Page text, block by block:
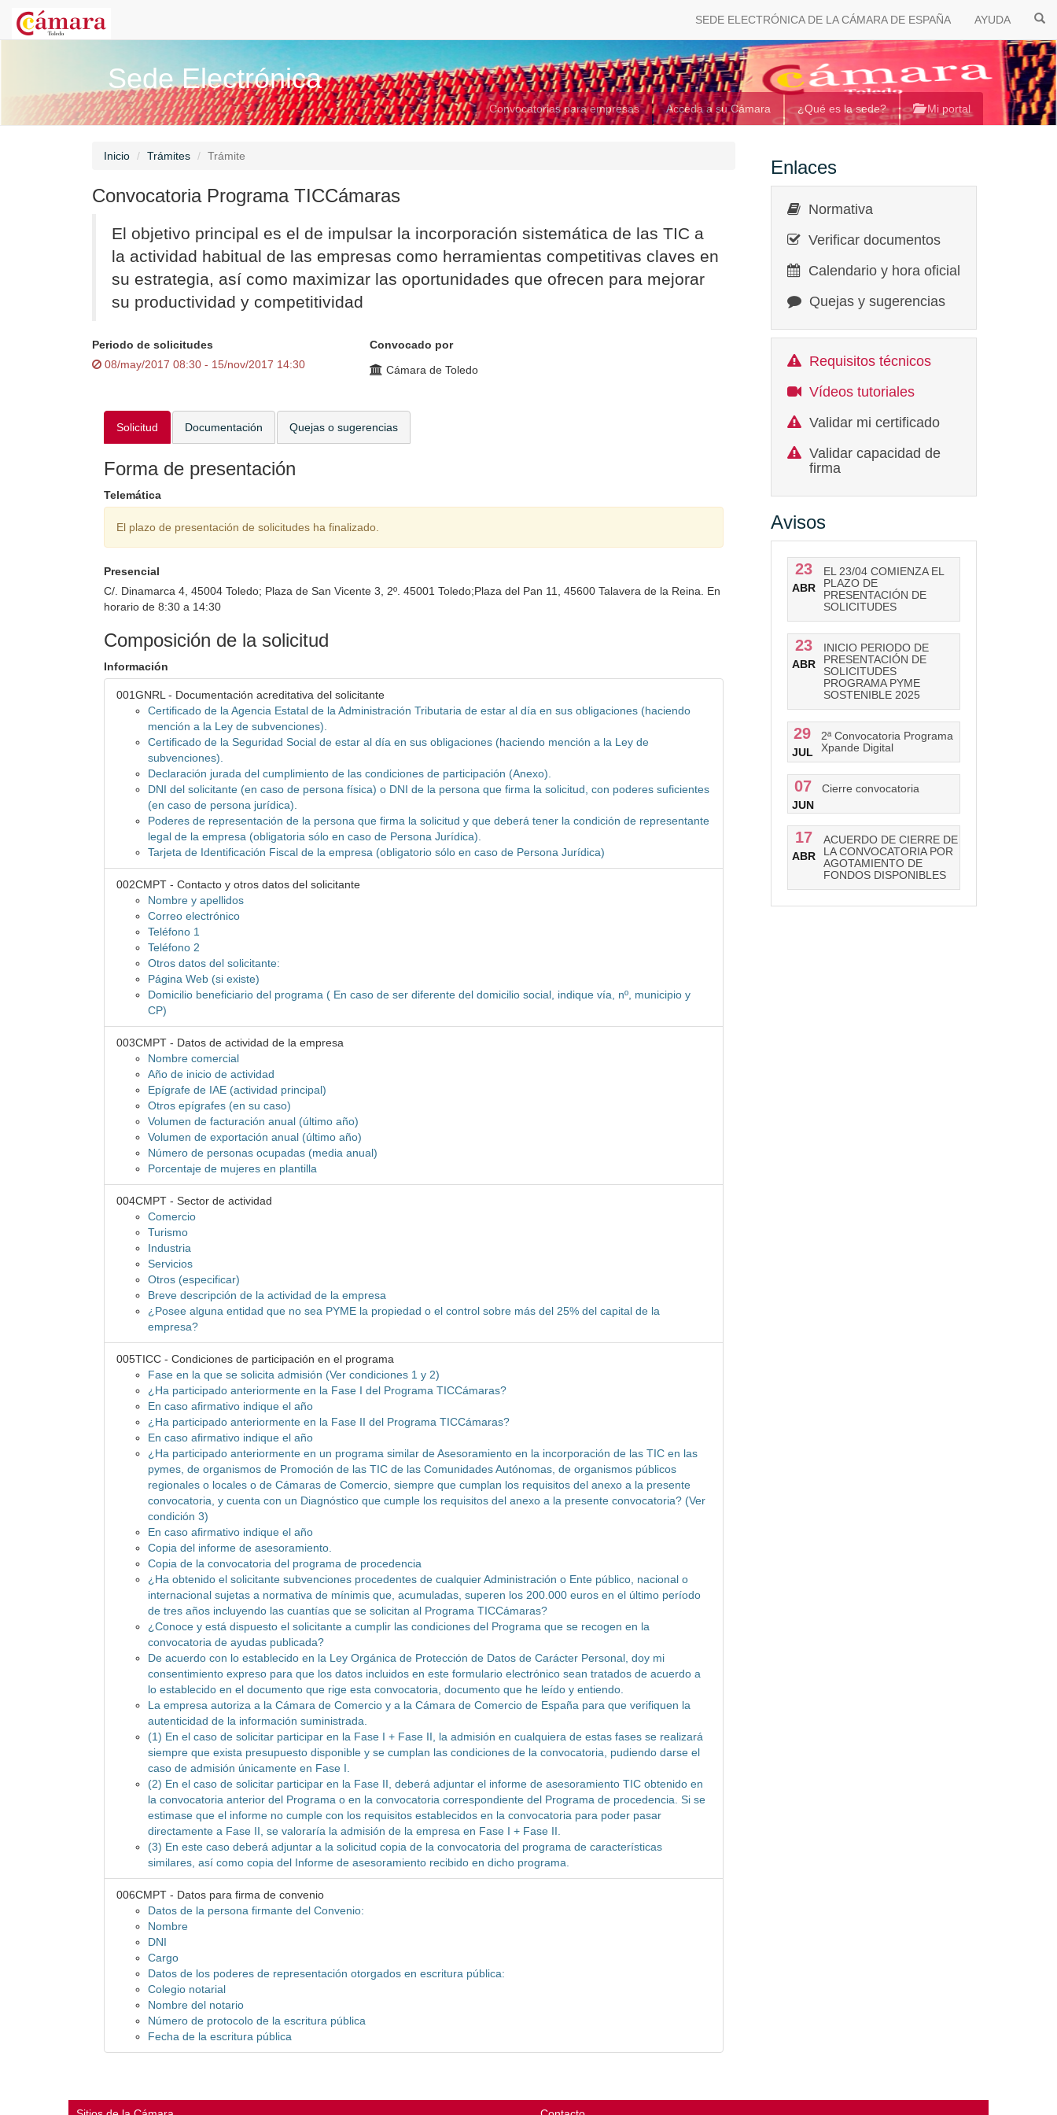
SEDE ELECTRÓNICA DE LA CÁMARA DE ESPAÑA AYUDA
Sede Electrónica
Convocatorias para empresas Acceda a su Cámara ¿Qué es la sede? Mi portal
Inicio Trámites Trámite
Convocatoria Programa TICCámaras
El objetivo principal es el de impulsar la incorporación sistemática de las TIC a
la actividad habitual de las empresas como herramientas competitivas claves en
su estrategia, así como maximizar las oportunidades que ofrecen para mejorar
su productividad y competitividad
Periodo de solicitudes
08/may/2017 08:30 - 15/nov/2017 14:30
Convocado por
Cámara de Toledo
Solicitud Documentación Quejas o sugerencias
Forma de presentación
Telemática
El plazo de presentación de solicitudes ha finalizado.
Presencial
C/. Dinamarca 4, 45004 Toledo; Plaza de San Vicente 3, 2º. 45001 Toledo;Plaza del Pan 11, 45600 Talavera de la Reina. En
horario de 8:30 a 14:30
Composición de la solicitud
Información
001GNRL - Documentación acreditativa del solicitante
Certificado de la Agencia Estatal de la Administración Tributaria de estar al día en sus obligaciones (haciendo
mención a la Ley de subvenciones).
Certificado de la Seguridad Social de estar al día en sus obligaciones (haciendo mención a la Ley de
subvenciones).
Declaración jurada del cumplimiento de las condiciones de participación (Anexo).
DNI del solicitante (en caso de persona física) o DNI de la persona que firma la solicitud, con poderes suficientes
(en caso de persona jurídica).
Poderes de representación de la persona que firma la solicitud y que deberá tener la condición de representante
legal de la empresa (obligatoria sólo en caso de Persona Jurídica).
Tarjeta de Identificación Fiscal de la empresa (obligatorio sólo en caso de Persona Jurídica)
002CMPT - Contacto y otros datos del solicitante
Nombre y apellidos
Correo electrónico
Teléfono 1
Teléfono 2
Otros datos del solicitante:
Página Web (si existe)
Domicilio beneficiario del programa ( En caso de ser diferente del domicilio social, indique vía, nº, municipio y
CP)
003CMPT - Datos de actividad de la empresa
Nombre comercial
Año de inicio de actividad
Epígrafe de IAE (actividad principal)
Otros epígrafes (en su caso)
Volumen de facturación anual (último año)
Volumen de exportación anual (último año)
Número de personas ocupadas (media anual)
Porcentaje de mujeres en plantilla
004CMPT - Sector de actividad
Comercio
Turismo
Industria
Servicios
Otros (especificar)
Breve descripción de la actividad de la empresa
¿Posee alguna entidad que no sea PYME la propiedad o el control sobre más del 25% del capital de la
empresa?
005TICC - Condiciones de participación en el programa
Fase en la que se solicita admisión (Ver condiciones 1 y 2)
¿Ha participado anteriormente en la Fase I del Programa TICCámaras?
En caso afirmativo indique el año
¿Ha participado anteriormente en la Fase II del Programa TICCámaras?
En caso afirmativo indique el año
¿Ha participado anteriormente en un programa similar de Asesoramiento en la incorporación de las TIC en las
pymes, de organismos de Promoción de las TIC de las Comunidades Autónomas, de organismos públicos
regionales o locales o de Cámaras de Comercio, siempre que cumplan los requisitos del anexo a la presente
convocatoria, y cuenta con un Diagnóstico que cumple los requisitos del anexo a la presente convocatoria? (Ver
condición 3)
En caso afirmativo indique el año
Copia del informe de asesoramiento.
Copia de la convocatoria del programa de procedencia
¿Ha obtenido el solicitante subvenciones procedentes de cualquier Administración o Ente público, nacional o
internacional sujetas a normativa de mínimis que, acumuladas, superen los 200.000 euros en el último período
de tres años incluyendo las cuantías que se solicitan al Programa TICCámaras?
¿Conoce y está dispuesto el solicitante a cumplir las condiciones del Programa que se recogen en la
convocatoria de ayudas publicada?
De acuerdo con lo establecido en la Ley Orgánica de Protección de Datos de Carácter Personal, doy mi
consentimiento expreso para que los datos incluidos en este formulario electrónico sean tratados de acuerdo a
lo establecido en el documento que rige esta convocatoria, documento que he leído y entiendo.
La empresa autoriza a la Cámara de Comercio y a la Cámara de Comercio de España para que verifiquen la
autenticidad de la información suministrada.
(1) En el caso de solicitar participar en la Fase I + Fase II, la admisión en cualquiera de estas fases se realizará
siempre que exista presupuesto disponible y se cumplan las condiciones de la convocatoria, pudiendo darse el
caso de admisión únicamente en Fase I.
(2) En el caso de solicitar participar en la Fase II, deberá adjuntar el informe de asesoramiento TIC obtenido en
la convocatoria anterior del Programa o en la convocatoria correspondiente del Programa de procedencia. Si se
estimase que el informe no cumple con los requisitos establecidos en la convocatoria para poder pasar
directamente a Fase II, se valoraría la admisión de la empresa en Fase I + Fase II.
(3) En este caso deberá adjuntar a la solicitud copia de la convocatoria del programa de características
similares, así como copia del Informe de asesoramiento recibido en dicho programa.
006CMPT - Datos para firma de convenio
Datos de la persona firmante del Convenio:
Nombre
DNI
Cargo
Datos de los poderes de representación otorgados en escritura pública:
Colegio notarial
Nombre del notario
Número de protocolo de la escritura pública
Fecha de la escritura pública
Enlaces
Normativa
Verificar documentos
Calendario y hora oficial
Quejas y sugerencias
Requisitos técnicos
Vídeos tutoriales
Validar mi certificado
Validar capacidad de
firma
Avisos
23
ABR
EL 23/04 COMIENZA EL
PLAZO DE
PRESENTACIÓN DE
SOLICITUDES
23
ABR
INICIO PERIODO DE
PRESENTACIÓN DE
SOLICITUDES
PROGRAMA PYME
SOSTENIBLE 2025
29
JUL
2ª Convocatoria Programa
Xpande Digital
07
JUN
Cierre convocatoria
17
ABR
ACUERDO DE CIERRE DE
LA CONVOCATORIA POR
AGOTAMIENTO DE
FONDOS DISPONIBLES